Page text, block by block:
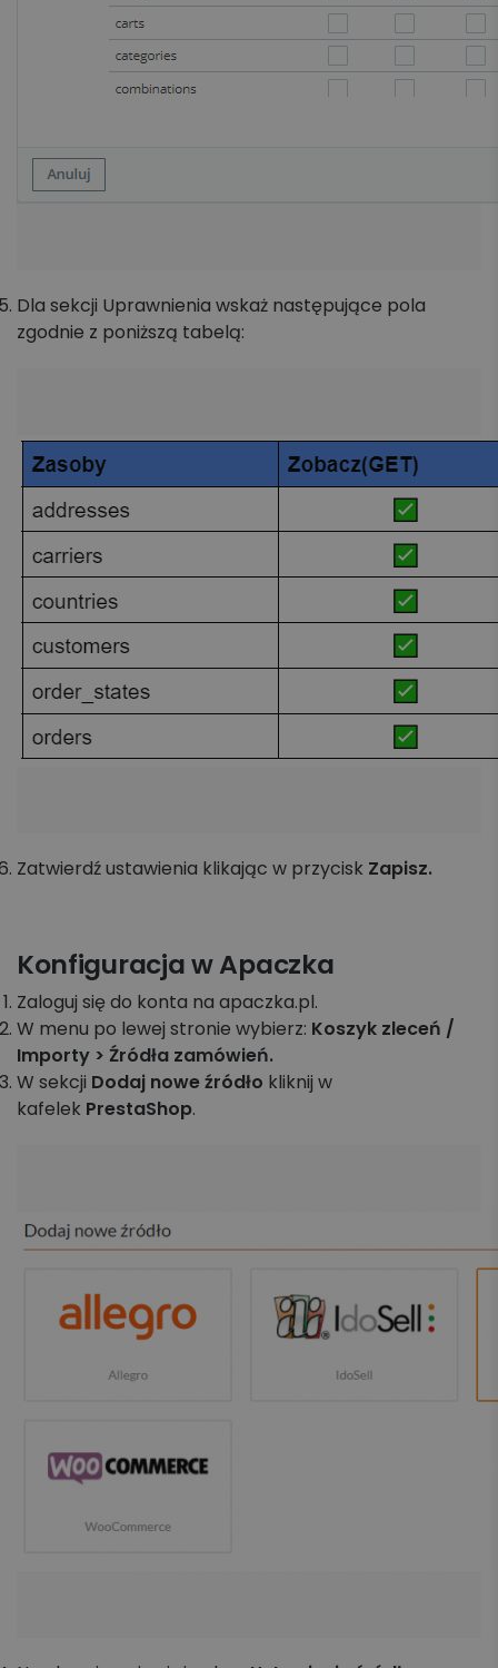
Dla sekcji Uprawnienia wskaż następujące pola
zgodnie z poniższą tabelą:
Zatwierdź ustawienia klikając w przycisk Zapisz.
Konfiguracja w Apaczka
Zaloguj się do konta na apaczka.pl.
W menu po lewej stronie wybierz: Koszyk zleceń /
Importy > Źródła zamówień.
W sekcji Dodaj nowe źródło kliknij w
kafelek PrestaShop.